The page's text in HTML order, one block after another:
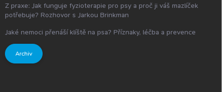
Z praxe: Jak funguje fyzioterapie pro psy a proč ji váš mazlíček
potřebuje? Rozhovor s Jarkou Brinkman
Jaké nemoci přenáší klíště na psa? Příznaky, léčba a prevence
Archiv